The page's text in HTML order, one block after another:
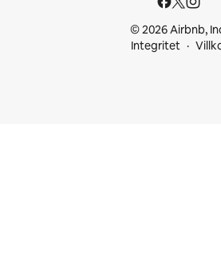
© 2026 Airbnb,
Integritet